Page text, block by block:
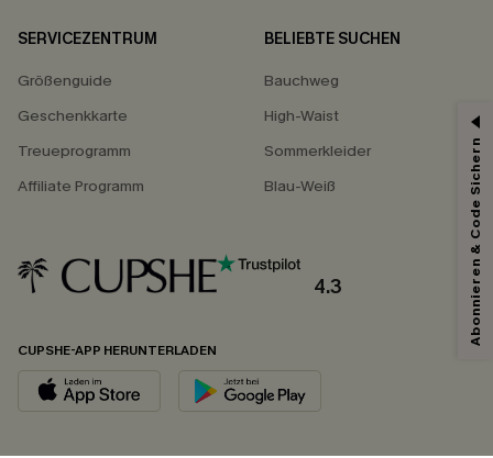
SERVICEZENTRUM
Größenguide
Geschenkkarte
Treueprogramm
Affiliate Programm
BELIEBTE SUCHEN
Bauchweg
High-Waist
Sommerkleider
Blau-Weiß
4.3
CUPSHE-APP HERUNTERLADEN
Abonnieren & Code Sichern